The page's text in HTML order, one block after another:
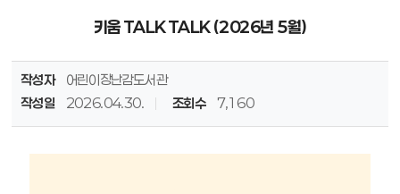
키움 TALK TALK (2026년 5월)
작성자
어린이장난감도서관
작성일
2026.04.30. 조회수 7,160